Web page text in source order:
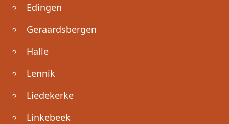
Edingen
Geraardsbergen
Halle
Lennik
Liedekerke
Linkebeek